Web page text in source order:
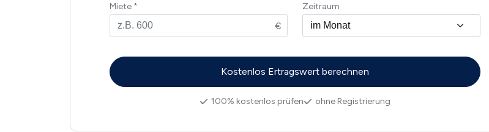
Miete Zeitraum
100% kostenlos prüfen ohne Registrierung